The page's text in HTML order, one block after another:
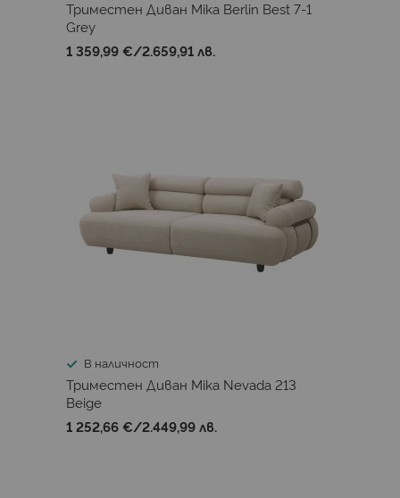
Триместен Диван Mika Berlin Best 7-1
Grey
1 359,99 €/2.659,91 лв.
В наличност
Триместен Диван Mika Nevada 213
Beige
1 252,66 €/2.449,99 лв.